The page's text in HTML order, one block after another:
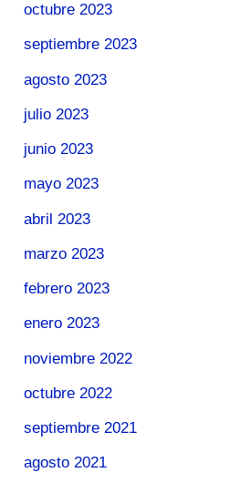
octubre 2023
septiembre 2023
agosto 2023
julio 2023
junio 2023
mayo 2023
abril 2023
marzo 2023
febrero 2023
enero 2023
noviembre 2022
octubre 2022
septiembre 2021
agosto 2021